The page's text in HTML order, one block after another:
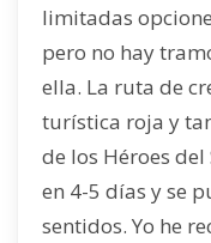
limitadas
pero no hay
ella. La ruta de
turística roja y
de los Héroes
en 4-5 días y se
sentidos. Yo he